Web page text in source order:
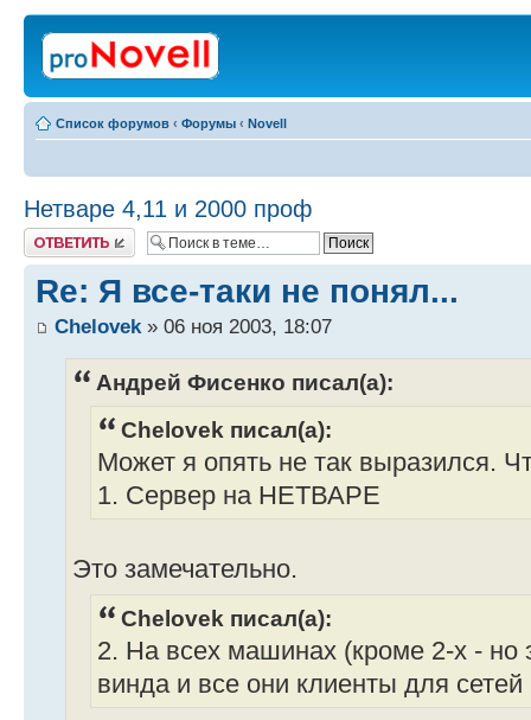
Список форумов ‹ Форумы ‹ Novell
Нетваре 4,11 и 2000 проф
Ответить
Re: Я все-таки не понял...
Chelovek» 06 ноя 2003, 18:07
Андрей Фисенко писал(а):
Chelovek писал(а):
Может я опять не так выразился.
1. Сервер на НЕТВАРЕ
Это замечательно.
Chelovek писал(а):
2. На всех машинах (кроме 2-х - но
винда и все они клиенты для